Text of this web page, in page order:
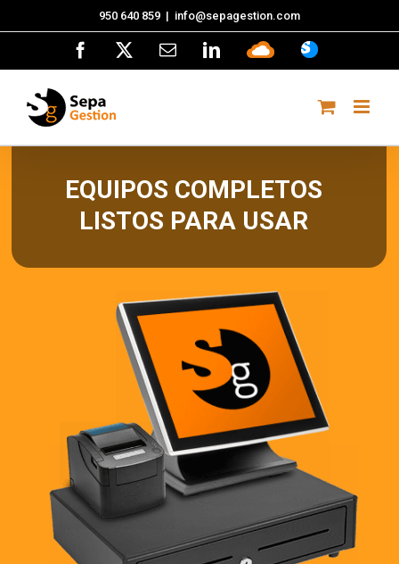
al
950 640 859 | info@sepagestion.com
Facebook
CorreoLinkedIn
Sepa
EQUIPOS COMPLETOS
LISTOS PARA USAR